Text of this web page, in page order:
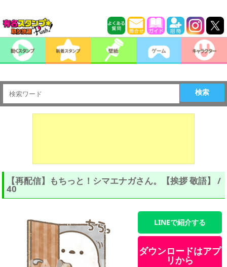
検索
【再配信】もちっと！シマエナガさん。【挨拶 敬語】 /
40
LINEで紹介する
ダウンロードはアプ
リから